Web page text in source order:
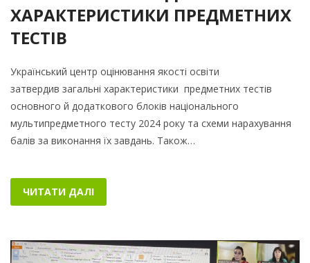
ХАРАКТЕРИСТИКИ ПРЕДМЕТНИХ
ТЕСТІВ
Український центр оцінювання якості освіти
затвердив загальні характеристики предметних тестів
основного й додаткового блоків національного
мультипредметного тесту 2024 року та схеми нарахування
балів за виконання їх завдань. Також…
ЧИТАТИ ДАЛІ